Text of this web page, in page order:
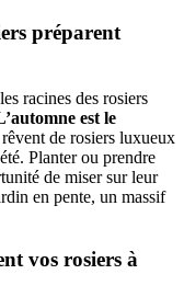
préparent
racines des rosiers
est le
de rosiers luxueux
Planter ou prendre
de miser sur leur
en pente, un massif
vos rosiers à